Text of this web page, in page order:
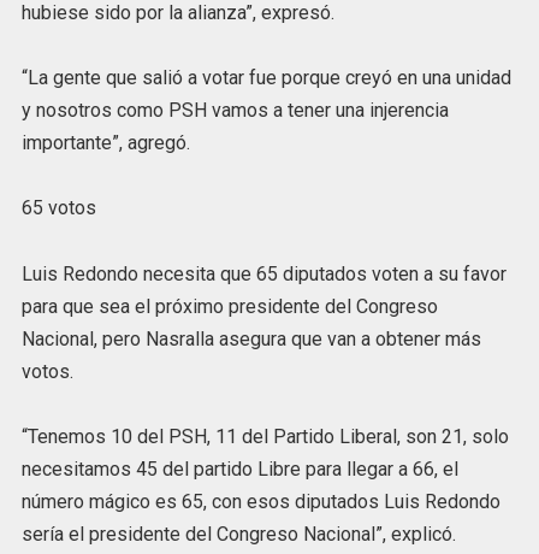
hubiese sido por la alianza”, expresó.
“La gente que salió a votar fue porque creyó en una unidad
y nosotros como PSH vamos a tener una injerencia
importante”, agregó.
65 votos
Luis Redondo necesita que 65 diputados voten a su favor
para que sea el próximo presidente del Congreso
Nacional, pero Nasralla asegura que van a obtener más
votos.
“Tenemos 10 del PSH, 11 del Partido Liberal, son 21, solo
necesitamos 45 del partido Libre para llegar a 66, el
número mágico es 65, con esos diputados Luis Redondo
sería el presidente del Congreso Nacional”, explicó.